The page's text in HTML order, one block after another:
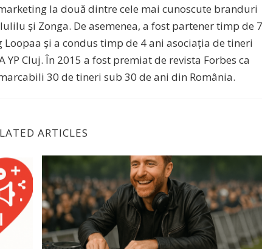
la două dintre cele mai cunoscute branduri
și Zonga. De asemenea, a fost partener timp de 7
și a condus timp de 4 ani asociația de tineri
Cluj. În 2015 a fost premiat de revista Forbes ca
30 de tineri sub 30 de ani din România.
ARTICLES
să fie văzut!Gândește ca un DJ: 3 pași ca să faci